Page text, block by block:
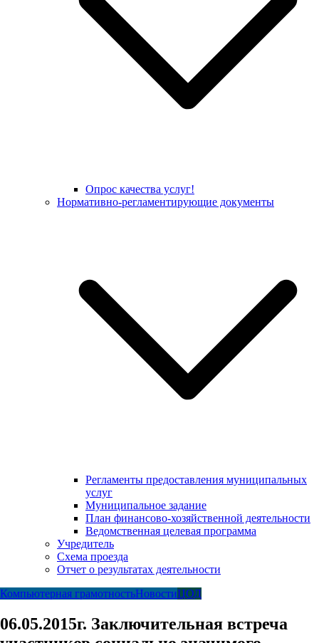
Опрос качества услуг!
Нормативно-регламентирующие документы
Регламенты предоставления муниципальных
услуг
Муниципальное задание
План финансово-хозяйственной деятельности
Ведомственная целевая программа
Учредитель
Схема проезда
Отчет о результатах деятельности
Компьютерная грамотностьНовостиЦОД
06.05.2015г. Заключительная встреча